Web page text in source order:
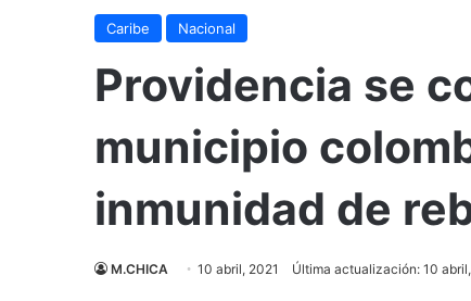
Caribe Nacional
Providencia se
municipio
inmunidad de
M.CHICA 10 abril, 2021 Última actualización: 10